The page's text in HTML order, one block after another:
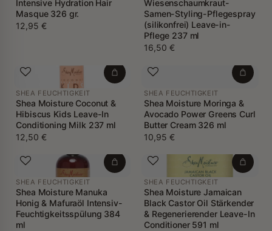
Intensive Hydration Hair
Masque 326 gr.
12,95 €
Wiesenschaumkraut-
Samen-Styling-Pflegespray
(silikonfrei) Leave-in-
Pflege 237 ml
16,50 €
SHEA FEUCHTIGKEIT
Shea Moisture Coconut &
Hibiscus Kids Leave-In
Conditioning Milk 237 ml
12,50 €
SHEA FEUCHTIGKEIT
Shea Moisture Moringa &
Avocado Power Greens Curl
Butter Cream 326 ml
10,95 €
SHEA FEUCHTIGKEIT
Shea Moisture Manuka
Honig & Mafuraöl Intensiv-
Feuchtigkeitsspülung 384
ml
SHEA FEUCHTIGKEIT
Shea Moisture Jamaican
Black Castor Oil Stärkender
& Regenerierender Leave-In
Conditioner 591 ml